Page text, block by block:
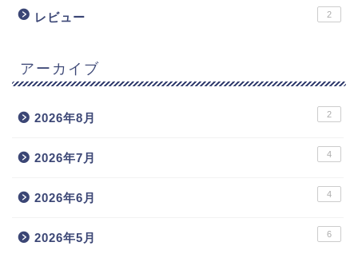
レビュー 2
アーカイブ
2026年8月 2
2026年7月 4
2026年6月 4
2026年5月 6